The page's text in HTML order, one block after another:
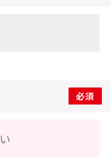
必須